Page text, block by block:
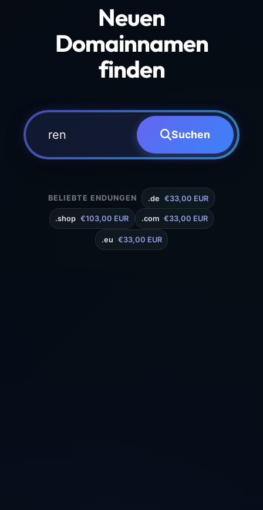
Neuen
Domainnamen
finden
Suchen
BELIEBTE ENDUNGEN .de €33,00 EUR
.shop €103,00 EUR .com €33,00 EUR
.eu €33,00 EUR